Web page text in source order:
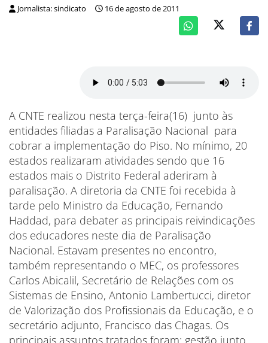
Jornalista: sindicato 16 de agosto de 2011
A CNTE realizou nesta terça-feira(16) junto às
entidades filiadas a Paralisação Nacional para
cobrar a implementação do Piso. No mínimo, 20
estados realizaram atividades sendo que 16
estados mais o Distrito Federal aderiram à
paralisação. A diretoria da CNTE foi recebida à
tarde pelo Ministro da Educação, Fernando
Haddad, para debater as principais reivindicações
dos educadores neste dia de Paralisação
Nacional. Estavam presentes no encontro,
também representando o MEC, os professores
Carlos Abicalil, Secretário de Relações com os
Sistemas de Ensino, Antonio Lambertucci, diretor
de Valorização dos Profissionais da Educação, e o
secretário adjunto, Francisco das Chagas. Os
principais assuntos tratados foram: gestão junto